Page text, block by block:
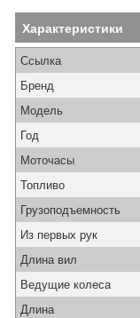
Характеристики
Ссылка
Бренд
Модель
Год
Моточасы
Топливо
Грузоподъемность
Из первых рук
Длина вил
Ведущие колеса
Длина